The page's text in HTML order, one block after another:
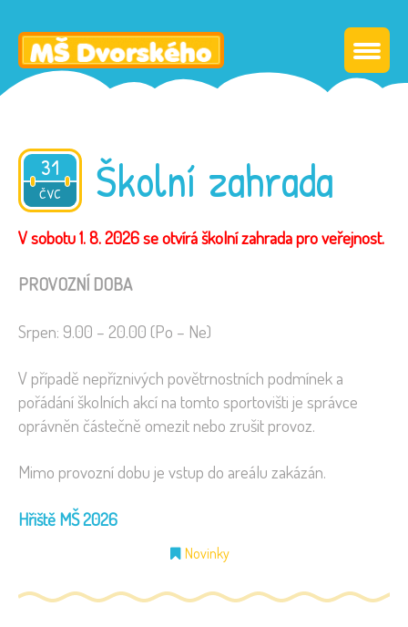
31
ČVC
2026 Školní zahrada
V sobotu 1. 8. 2026 se otvírá školní zahrada pro veřejnost.
PROVOZNÍ DOBA
Srpen: 9.00 – 20.00 (Po – Ne)
V případě nepříznivých povětrnostních podmínek a
pořádání školních akcí na tomto sportovišti je správce
oprávněn částečně omezit nebo zrušit provoz.
Mimo provozní dobu je vstup do areálu zakázán.
Hřiště MŠ 2026
Novinky